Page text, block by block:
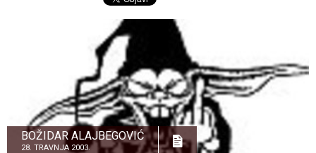
BOŽIDAR ALAJBEGOVIĆ
28. TRAVNJA 2003.